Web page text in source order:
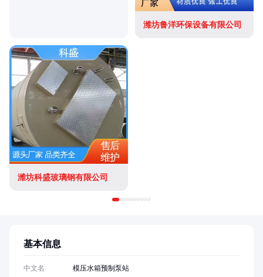
潍坊鲁洋环保设备有限公司
潍坊科盛玻璃钢有限公司
基本信息
中文名
模压水箱预制泵站